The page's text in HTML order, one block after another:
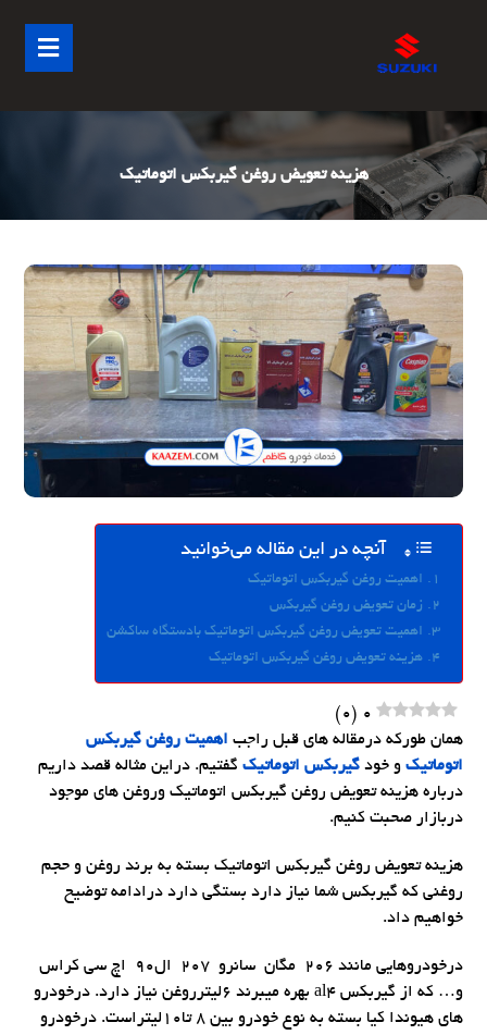
هزینه تعویض روغن گیربکس اتوماتیک
آنچه در این مقاله می‌خوانید
اهمیت روغن گیربکس اتوماتیک
زمان تعویض روغن گیربکس
اهمیت تعویض روغن گیربکس اتوماتیک بادستگاه ساکشن
هزینه تعویض روغن گیربکس اتوماتیک
0
(
0
)
همان طورکه درمقاله های قبل راجب اهمیت روغن گیربکس
اتوماتیک و خودگیربکس اتوماتیک گفتیم. دراین مثاله قصد داریم
درباره هزینه تعویض روغن گیربکس اتوماتیک وروغن های موجود
دربازار صحبت کنیم.
هزینه تعویض روغن گیربکس اتوماتیک بسته به برند روغن و حجم
روغنی که گیربکس شما نیاز دارد بستگی دارد درادامه توضیح
خواهیم داد.
درخودروهایی مانند 206 مگان سانرو 207 ال90 اچ سی کراس
و… که از گیربکس al4 بهره میبرند 6لیترروغن نیاز دارد. درخودرو
های هیوندا کیا بسته به نوع خودرو بین 8 تا10لیتراست. درخودرو